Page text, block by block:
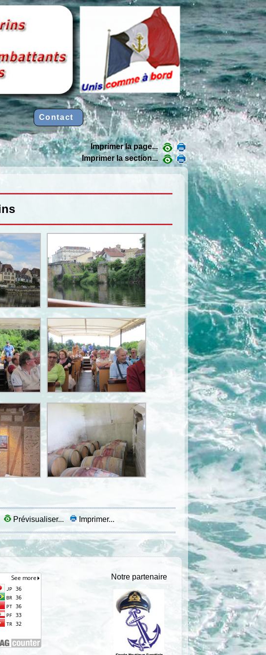
Contact
Imprimer la page...
Imprimer la section...
Prévisualiser... Imprimer...
Notre partenaire